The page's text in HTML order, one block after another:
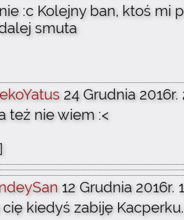
:c Kolejny ban, ktoś mi
smuta
24 Grudnia 2016r.
też nie wiem :<
12 Grudnia 2016r.
cię kiedyś zabiję